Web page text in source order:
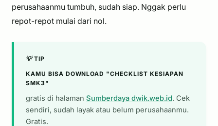
perusahaanmu tumbuh, sudah siap. Nggak perlu
repot-repot mulai dari nol.
💡 TIP
KAMU BISA DOWNLOAD "CHECKLIST KESIAPAN
SMK3"
gratis di halaman Sumberdaya dwik.web.id. Cek
sendiri, sudah layak atau belum perusahaanmu.
Gratis.